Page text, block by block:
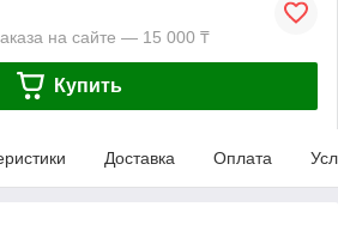
на сайте — 15 000 ₸
Купить
Доставка Оплата